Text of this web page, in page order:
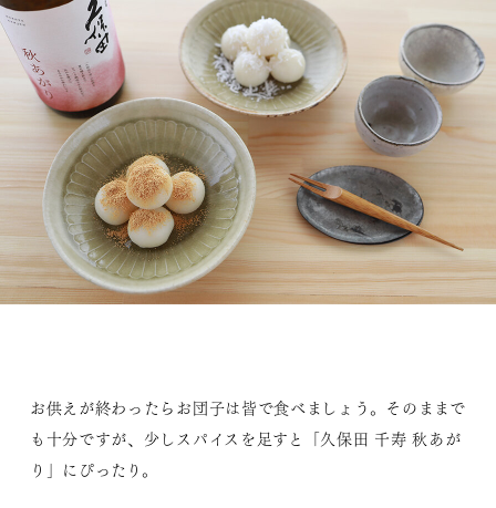
お供えが終わったらお団子は皆で食べましょう。そのままで
も十分ですが、少しスパイスを足すと「久保田 千寿 秋あが
り」にぴったり。